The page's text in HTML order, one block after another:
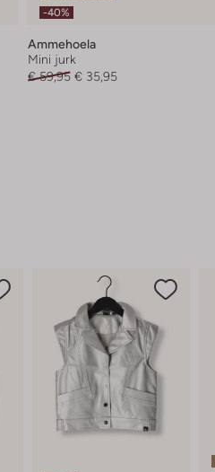
-40%
Ammehoela
Mini jurk
€ 59,95 € 35,95